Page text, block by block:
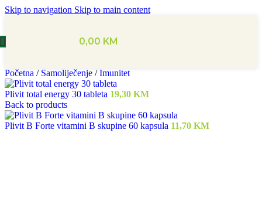
Skip to navigation Skip to main content
0,00 KM
Početna / Samoliječenje / Imunitet
Plivit total energy 30 tableta 19,30 KM
Back to products
Plivit B Forte vitamini B skupine 60 kapsula 11,70 KM